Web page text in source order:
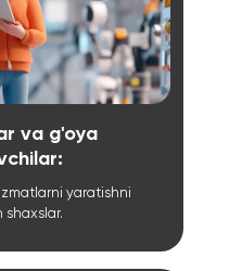
va g'oya
yaratishni
shaxslar.